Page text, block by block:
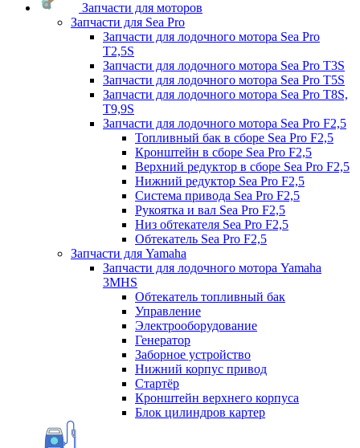
Запчасти для моторов
Запчасти для Sea Pro
Запчасти для лодочного мотора Sea Pro
Т2,5S
Запчасти для лодочного мотора Sea Pro Т3S
Запчасти для лодочного мотора Sea Pro Т5S
Запчасти для лодочного мотора Sea Pro Т8S,
T9,9S
Запчасти для лодочного мотора Sea Pro F2,5
Топливный бак в сборе Sea Pro F2,5
Кронштейн в сборе Sea Pro F2,5
Верхний редуктор в сборе Sea Pro F2,5
Нижний редуктор Sea Pro F2,5
Система привода Sea Pro F2,5
Рукоятка и вал Sea Pro F2,5
Низ обтекателя Sea Pro F2,5
Обтекатель Sea Pro F2,5
Запчасти для Yamaha
Запчасти для лодочного мотора Yamaha
3MHS
Обтекатель топливный бак
Управление
Электрооборудование
Генератор
Заборное устройство
Нижний корпус привод
Стартёр
Кронштейн верхнего корпуса
Блок цилиндров картер